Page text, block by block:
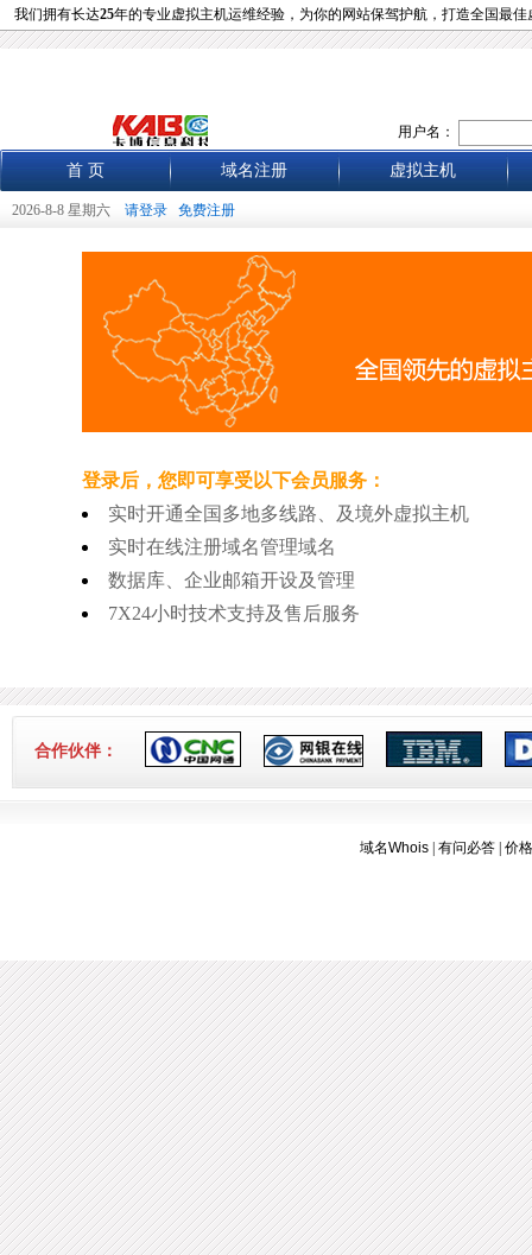
我们拥有长达25年的专业虚拟主机运维经验，为你的网站保驾护航，打造全国最佳
用户名：
首 页 域名注册 虚拟主机
2026-8-8 星期六 请登录 免费注册
登录后，您即可享受以下会员服务：
实时开通全国多地多线路、及境外虚拟主机
实时在线注册域名管理域名
数据库、企业邮箱开设及管理
7X24小时技术支持及售后服务
合作伙伴：
域名Whois 有问必答 价